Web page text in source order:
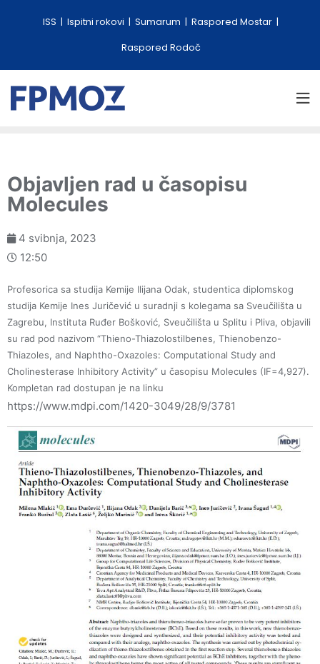
ISS Ispitni rokovi Sumarum
Raspored Mostar
Raspored Rodoč
Objavljen rad u časopisu
Molecules
4 svibnja, 2023
12:50
Profesorica sa studija Kemije Ilijana Odak, studentica diplomskog
studija Kemije Ines Juričević u suradnji s kolegama sa Sveučilišta u
Zagrebu, Instituta Ruđer Bošković, Sveučilišta u Splitu i Pliva, objavili
su rad pod nazivom “Thieno-Thiazolostilbenes, Thienobenzo-
Thiazoles, and Naphtho-Oxazoles: Computational Study and
Cholinesterase Inhibitory Activity” u časopisu Molecules (IF=4,927).
Kompletan rad dostupan je na linku
https://www.mdpi.com/1420-3049/28/9/3781